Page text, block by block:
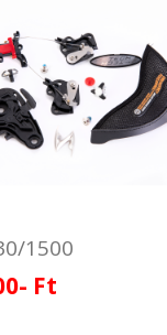
1500
Ft